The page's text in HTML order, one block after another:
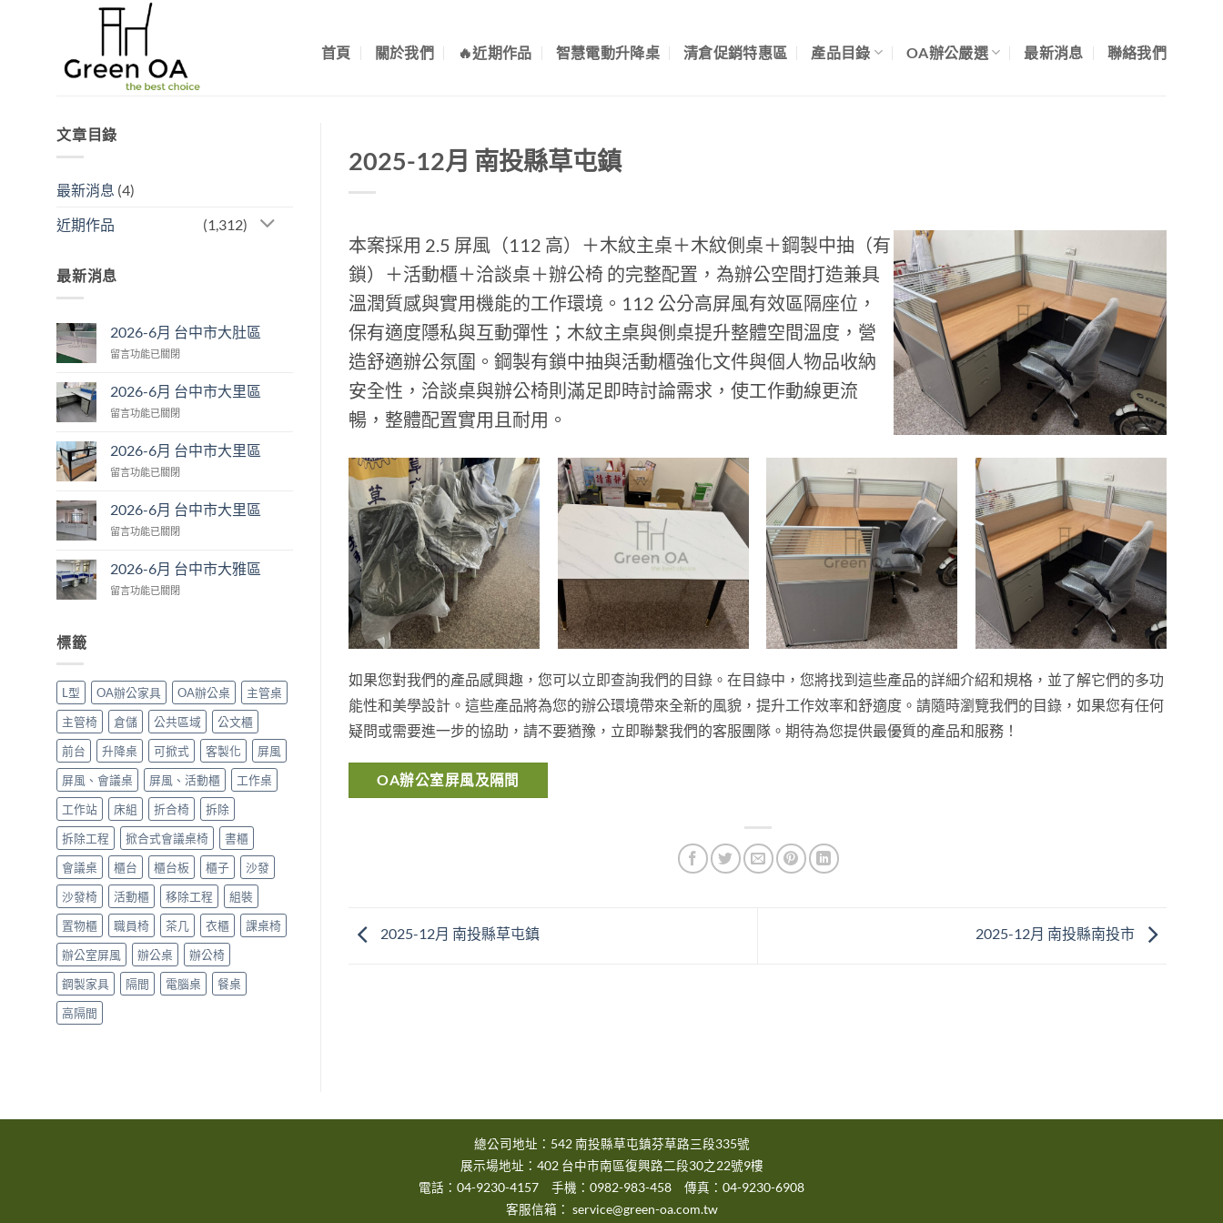
首頁 關於我們 🔥近期作品 智慧電動升降桌 清倉促銷特惠區 產品目錄 OA辦公嚴選 最新消息 聯絡我們
文章目錄
最新消息 (4)
近期作品 (1,312)
最新消息
2026-6月 台中市大肚區
在
月
台
市
肚
中
留言功能已關閉
2026-6月 台中市大里區
在
月
台
市
里
中
留言功能已關閉
2026-6月 台中市大里區
在
月
台
市
里
留言功能已關閉
2026-6月 台中市大里區
在
月
台
中
留言功能已關閉
2026-6月 台中市大雅區
在
市
大
雅
區〉
中
留言功能已關閉
標籤
L型 OA辦公家具 OA辦公桌
主管桌
主管椅
倉儲 公共區域
公文櫃
前台
升降桌 可掀式 客製化
屏風
屏風、會議桌
屏風、活動櫃
工作桌
工作站
床組 折合椅
拆除
拆除工程
掀合式會議桌椅
書櫃
會議桌
櫃台 櫃台板 櫃子
沙發
沙發椅
活動櫃 移除工程
組裝
置物櫃
職員椅 茶几 衣櫃
課桌椅
辦公室屏風
辦公桌
辦公椅
鋼製家具
隔間 電腦桌
餐桌
高隔間
2025-12月 南投縣草屯鎮
本案採用 2.5 屏風（112 高）＋木紋主桌＋木紋側桌＋鋼製中抽（有
鎖）＋活動櫃＋洽談桌＋辦公椅 的完整配置，為辦公空間打造兼具
溫潤質感與實用機能的工作環境。112 公分高屏風有效區隔座位，
保有適度隱私與互動彈性；木紋主桌與側桌提升整體空間溫度，營
造舒適辦公氛圍。鋼製有鎖中抽與活動櫃強化文件與個人物品收納
安全性，洽談桌與辦公椅則滿足即時討論需求，使工作動線更流
暢，整體配置實用且耐用。
如果您對我們的產品感興趣，您可以立即查詢我們的目錄。在目錄中，您將找到這些產品的詳細介紹和規格，並了解它們的多功
能性和美學設計。這些產品將為您的辦公環境帶來全新的風貌，提升工作效率和舒適度。請隨時瀏覽我們的目錄，如果您有任何
疑問或需要進一步的協助，請不要猶豫，立即聯繫我們的客服團隊。期待為您提供最優質的產品和服務！
OA辦公室屏風及隔間
2025-12月 南投縣草屯鎮 2025-12月 南投縣南投市
總公司地址：542 南投縣草屯鎮芬草路三段335號
展示場地址：402 台中市南區復興路二段30之22號9樓
電話：04-9230-4157 手機：0982-983-458 傳真：04-9230-6908
客服信箱： service@green-oa.com.tw